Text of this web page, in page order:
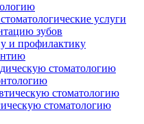
услуги
зубов
и профилактику
стоматологию
стоматологию
стоматологию